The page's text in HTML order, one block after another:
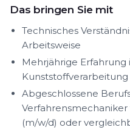
Das bringen Sie mit
Technisches
Arbeitsweise
Mehrjährige Erfahrung
Abgeschlossene
(m/w/d) oder